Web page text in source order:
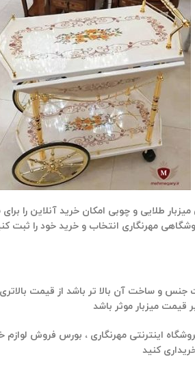
طلایی و چوبی امکان خرید آنلاین را
ساخت آن بالا تر باشد از قیمت بالاتری
اینترنتی مهرنگاری ، بورس فروش